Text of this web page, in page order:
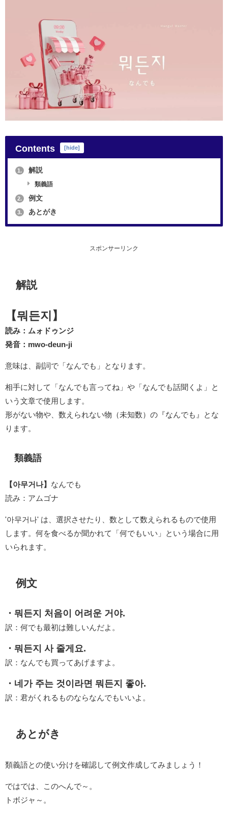
Contents [hide]
1. 解説
類義語
2. 例文
3. あとがき
スポンサーリンク
解説
【뭐든지】
読み：ムォドゥンジ
発音：mwo-deun-ji
意味は、副詞で「なんでも」となります。
相手に対して「なんでも言ってね」や「なんでも話聞くよ」と
いう文章で使用します。
形がない物や、数えられない物（未知数）の『なんでも』とな
ります。
類義語
【아무거나】 なんでも
読み：アムゴナ
'아무거나' は、選択させたり、数として数えられるもので使用
します。何を食べるか聞かれて「何でもいい」という場合に用
いられます。
例文
・뭐든지 처음이 어려운 거야.
訳：何でも最初は難しいんだよ。
・뭐든지 사 줄게요.
訳：なんでも買ってあげますよ。
・네가 주는 것이라면 뭐든지 좋아.
訳：君がくれるものならなんでもいいよ。
あとがき
類義語との使い分けを確認して例文作成してみましょう！
ではでは、このへんで～。
トボジャ～。